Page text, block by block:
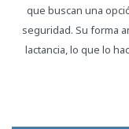
que buscan una
seguridad. Su forma
lactancia, lo que lo